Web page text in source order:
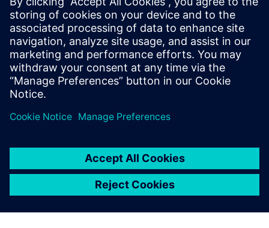
Tilleggsinformasjon og ressurser
Setta digitale laboratorier